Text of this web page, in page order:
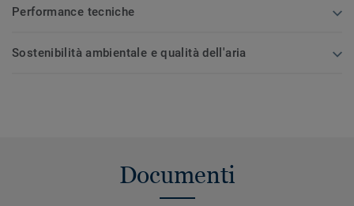
Performance tecniche
Sostenibilità ambientale e qualità dell'aria
Documenti